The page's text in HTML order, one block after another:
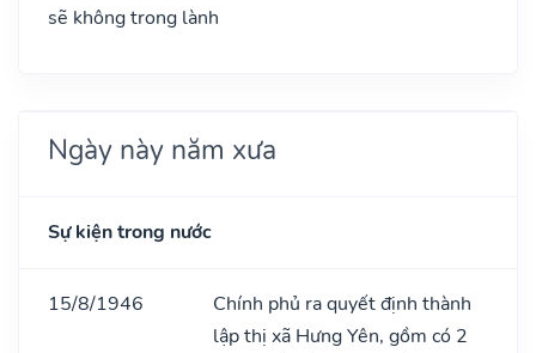
sẽ không trong lành
Ngày này năm xưa
Sự kiện trong nước
15/8/1946
Chính phủ ra quyết định thành
lập thị xã Hưng Yên, gồm có 2